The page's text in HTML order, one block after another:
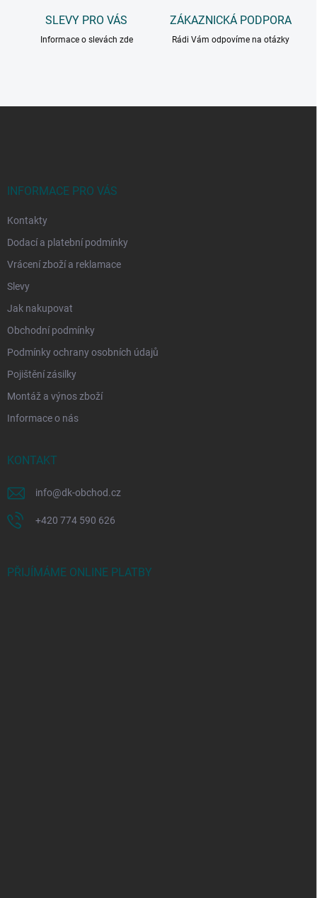
SLEVY PRO VÁS
Informace o slevách zde
ZÁKAZNICKÁ PODPORA
Rádi Vám odpovíme na otázky
INFORMACE PRO VÁS
Kontakty
Dodací a platební podmínky
Vrácení zboží a reklamace
Slevy
Jak nakupovat
Obchodní podmínky
Podmínky ochrany osobních údajů
Pojištění zásilky
Montáž a výnos zboží
Informace o nás
KONTAKT
info@dk-obchod.cz
+420 774 590 626
PŘIJÍMÁME ONLINE PLATBY